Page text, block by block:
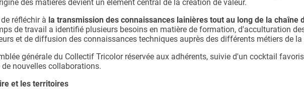
des matières devient un élément central de la création de valeur.
réfléchir à la transmission des connaissances lainières tout au long de la chaîne
de travail a identifié plusieurs besoins en matière de formation, d'acculturation
et de diffusion des connaissances techniques auprès des différents métiers de la
générale du Collectif Tricolor réservée aux adhérents, suivie d'un cocktail
nouvelles collaborations.
et les territoires